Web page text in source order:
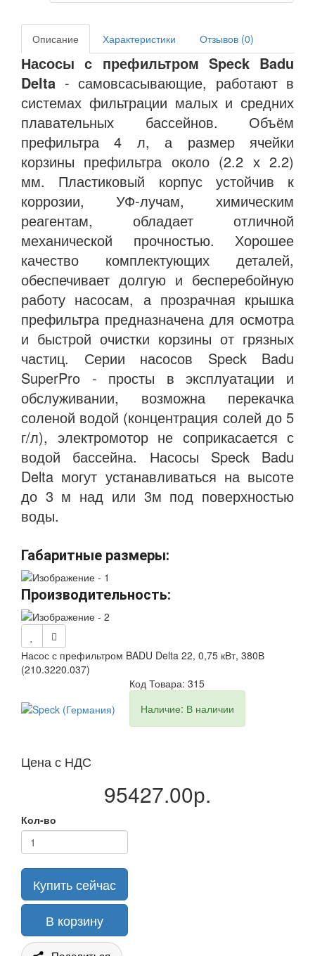
Описание Характеристики Отзывов (0)
Насосы с префильтром Speck Badu
Delta - самовсасывающие, работают в
системах фильтрации малых и средних
плавательных бассейнов. Объём
префильтра 4 л, а размер ячейки
корзины префильтра около (2.2 х 2.2)
мм. Пластиковый корпус устойчив к
коррозии, УФ-лучам, химическим
реагентам, обладает отличной
механической прочностью. Хорошее
качество комплектующих деталей,
обеспечивает долгую и бесперебойную
работу насосам, а прозрачная крышка
префильтра предназначена для осмотра
и быстрой очистки корзины от грязных
частиц. Серии насосов Speck Badu
SuperPro - просты в эксплуатации и
обслуживании, возможна перекачка
соленой водой (концентрация солей до 5
г/л), электромотор не соприкасается с
водой бассейна. Насосы Speck Badu
Delta могут устанавливаться на высоте
до 3 м над или 3м под поверхностью
воды.
Габаритные размеры:
Производительность:
Насос с префильтром BADU Delta 22, 0,75 кВт, 380В
(210.3220.037)
Код Товара: 315
Наличие: В наличии
Цена с НДС
95427.00р.
Кол-во
Купить сейчас
В корзину